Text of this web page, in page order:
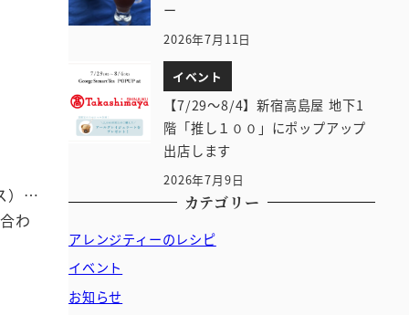
）…
わ
ー
2026年7月11日
イベント
【7/29～8/4】新宿高島屋 地下1
階「推し１００」にポップアップ
出店します
2026年7月9日
カテゴリー
アレンジティーのレシピ
イベント
お知らせ